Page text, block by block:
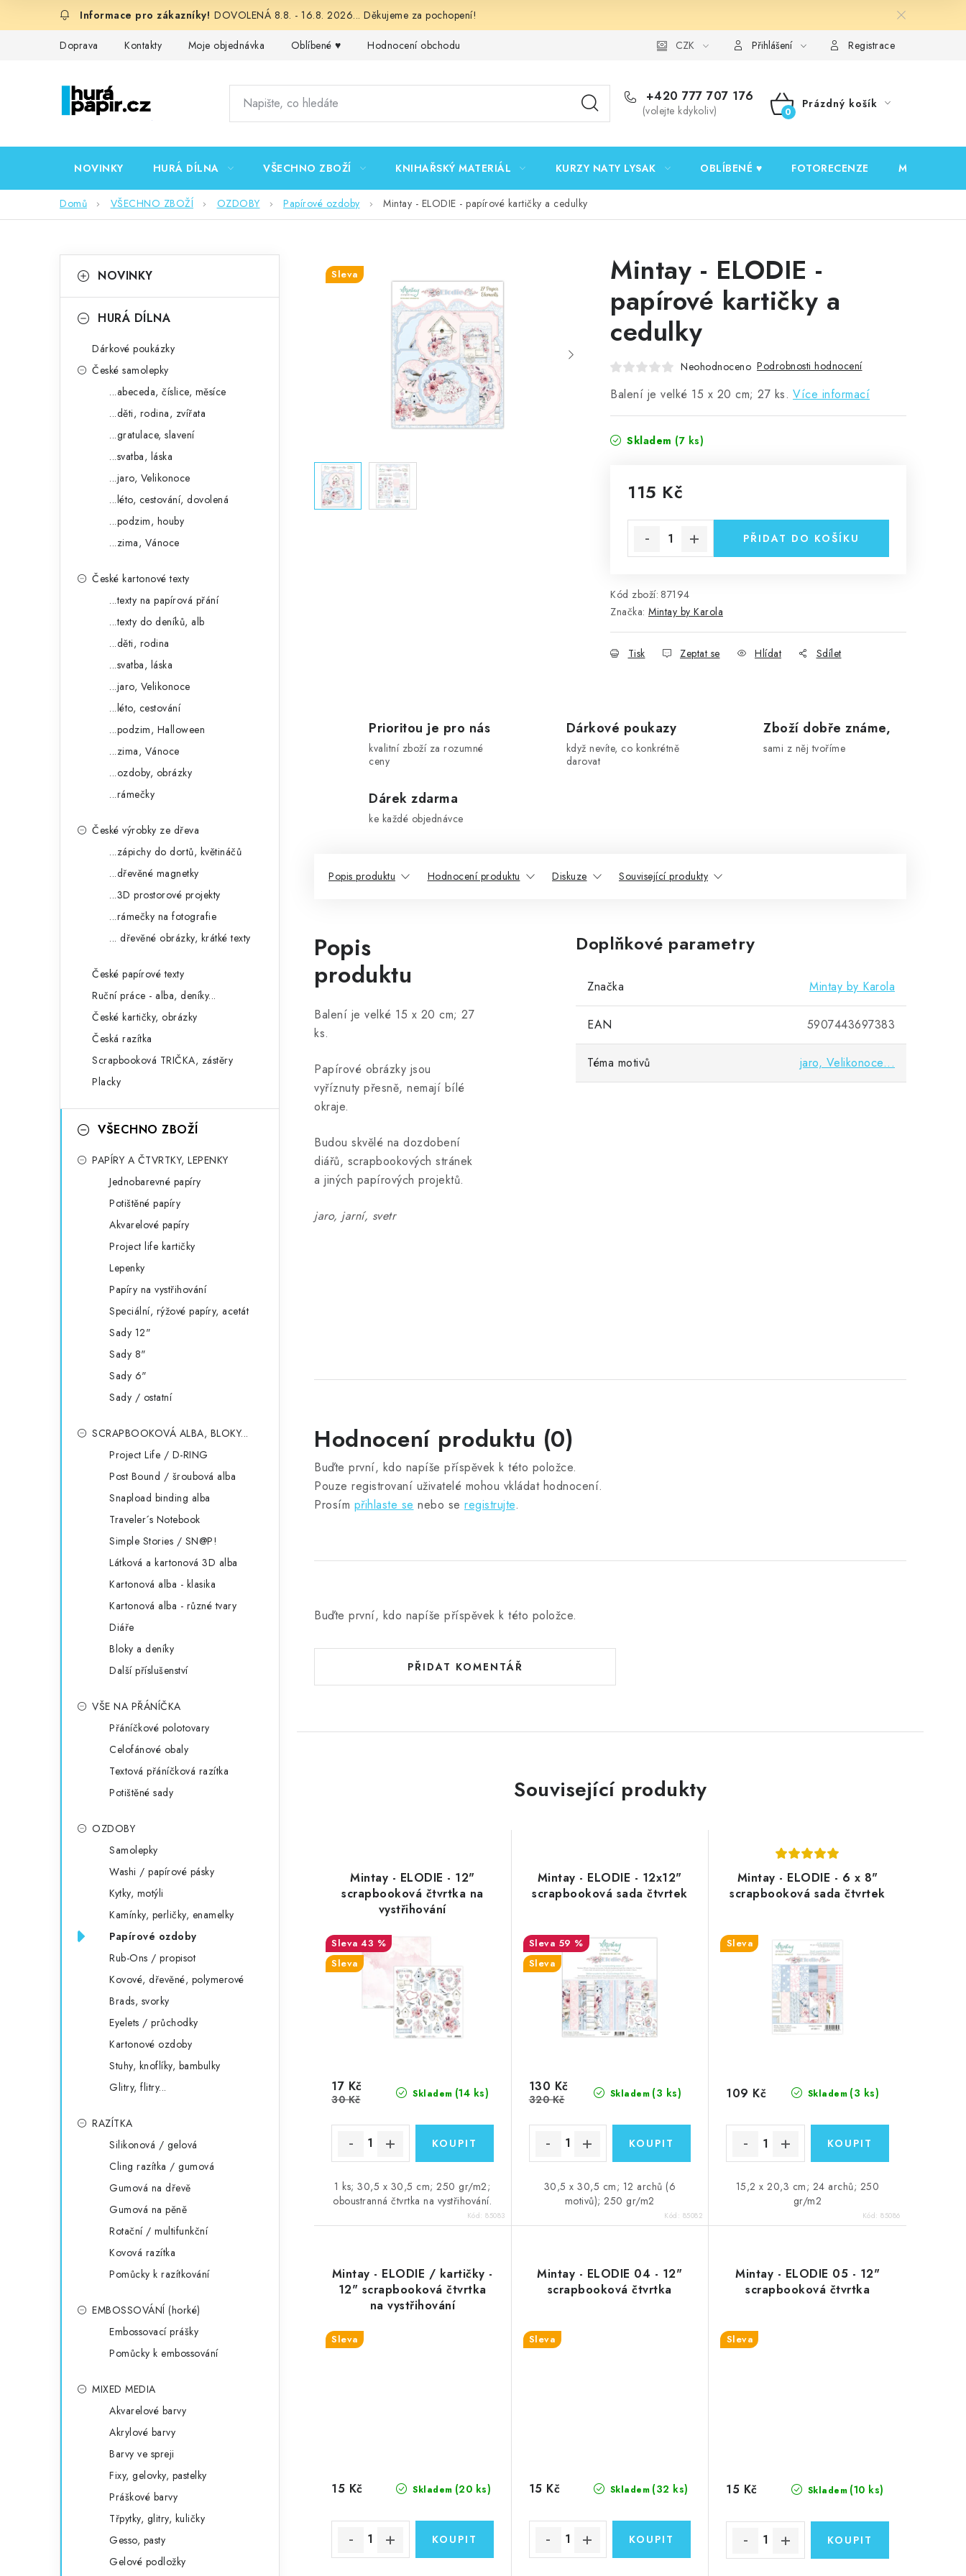
DOVOLENÁ 8.8. - 16.8. 2026... Děkujeme za pochopení!
Doprava Kontakty Moje objednávka Oblíbené ♥️ Hodnocení obchodu Podmínky ochrany osobních údajů Ověřování recenzí
CZK Přihlášení Registrace
+420 777 707 176
(volejte kdykoliv)
NÁKUPNÍ
Prázdný košík
NOVINKY HURÁ DÍLNA VŠECHNO ZBOŽÍ KNIHAŘSKÝ MATERIÁL KURZY NATY LYSAK OBLÍBENÉ ♥️ FOTORECENZE MOJE
Domů VŠECHNO ZBOŽÍ OZDOBY Papírové ozdoby Mintay - ELODIE - papírové kartičky a cedulky
okategorie
a
NOVINKY
HURÁ DÍLNA
Dárkové poukázky
České samolepky
...abeceda, číslice, měsíce
...děti, rodina, zvířata
...gratulace, slavení
...svatba, láska
...jaro, Velikonoce
...léto, cestování, dovolená
...podzim, houby
...zima, Vánoce
České kartonové texty
...texty na papírová přání
...texty do deníků, alb
...děti, rodina
...svatba, láska
...jaro, Velikonoce
...léto, cestování
...podzim, Halloween
...zima, Vánoce
...ozdoby, obrázky
...rámečky
České výrobky ze dřeva
...zápichy do dortů, květináčů
...dřevěné magnetky
...3D prostorové projekty
...rámečky na fotografie
... dřevěné obrázky, krátké texty
České papírové texty
Ruční práce - alba, deníky...
České kartičky, obrázky
Česká razítka
Scrapbooková TRIČKA, zástěry
Placky
VŠECHNO ZBOŽÍ
PAPÍRY A ČTVRTKY, LEPENKY
Jednobarevné papíry
Potištěné papíry
Akvarelové papíry
Project life kartičky
Lepenky
Papíry na vystřihování
Speciální, rýžové papíry, acetát
Sady 12"
Sady 8"
Sady 6"
Sady / ostatní
SCRAPBOOKOVÁ ALBA, BLOKY...
Project Life / D-RING
Post Bound / šroubová alba
Snapload binding alba
Traveler´s Notebook
Simple Stories / SN@P!
Látková a kartonová 3D alba
Kartonová alba - klasika
Kartonová alba - různé tvary
Diáře
Bloky a deníky
Další příslušenství
VŠE NA PŘÁNÍČKA
Přáníčkové polotovary
Celofánové obaly
Textová přáníčková razítka
Potištěné sady
OZDOBY
Samolepky
Washi / papírové pásky
Kytky, motýli
Kamínky, perličky, enamelky
Papírové ozdoby
Rub-Ons / propisot
Kovové, dřevěné, polymerové
Brads, svorky
Eyelets / průchodky
Kartonové ozdoby
Stuhy, knoflíky, bambulky
Glitry, flitry...
RAZÍTKA
Silikonová / gelová
Cling razítka / gumová
Gumová na dřevě
Gumová na pěně
Rotační / multifunkční
Kovová razítka
Pomůcky k razítkování
EMBOSSOVÁNÍ (horké)
Embossovací prášky
Pomůcky k embossování
MIXED MEDIA
Akvarelové barvy
Akrylové barvy
Barvy ve spreji
Fixy, gelovky, pastelky
Práškové barvy
Třpytky, glitry, kuličky
Gesso, pasty
Gelové podložky
Mintay - ELODIE -
papírové kartičky a
cedulky
Neohodnoceno Podrobnosti hodnocení
Balení je velké 15 x 20 cm; 27 ks. Více informací
Skladem (7 ks)
115 Kč
PŘIDAT DO KOŠÍKU
Kód zboží: 87194
Značka: Mintay by Karola
Tisk Zeptat se Hlídat Sdílet
Sleva
Prioritou je pro nás
kvalitní zboží za rozumné
ceny
Dárkové poukazy
když nevíte, co konkrétně
darovat
Zboží dobře známe,
sami z něj tvoříme
Dárek zdarma
ke každé objednávce
Popis produktu Hodnocení produktu Diskuze Související produkty
Popis
produktu
Balení je velké 15 x 20 cm; 27
ks.
Papírové obrázky jsou
vyříznuty přesně, nemají bílé
okraje.
Budou skvělé na dozdobení
diářů, scrapbookových stránek
a jiných papírových projektů.
jaro, jarní, svetr
Doplňkové parametry
Značka Mintay by Karola
EAN 5907443697383
Téma motivů jaro, Velikonoce...
Hodnocení produktu (0)
Buďte první, kdo napíše příspěvek k této položce.
Pouze registrovaní uživatelé mohou vkládat hodnocení.
Prosím přihlaste se nebo se registrujte.
Buďte první, kdo napíše příspěvek k této položce.
PŘIDAT KOMENTÁŘ
Související produkty
Mintay - ELODIE - 12"
scrapbooková čtvrtka na
vystřihování
43 %
Sleva
Skladem (14 ks)
17 Kč
30 Kč
1 ks; 30,5 x 30,5 cm; 250 gr/m2;
oboustranná čtvrtka na vystřihování.
Kód:85083
Mintay - ELODIE - 12x12"
scrapbooková sada čtvrtek
59 %
Sleva
Skladem (3 ks)
130 Kč
320 Kč
30,5 x 30,5 cm; 12 archů (6
motivů); 250 gr/m2
Kód: 85082
Mintay - ELODIE - 6 x 8"
scrapbooková sada čtvrtek
Sleva
Skladem (3 ks)
109 Kč
15,2 x 20,3 cm; 24 archů; 250
gr/m2
Kód:85086
Mintay - ELODIE / kartičky -
12" scrapbooková čtvrtka
na vystřihování
Sleva
Skladem (20 ks)
15 Kč
Mintay - ELODIE 04 - 12"
scrapbooková čtvrtka
Sleva
Skladem (32 ks)
15 Kč
Mintay - ELODIE 05 - 12"
scrapbooková čtvrtka
Sleva
Skladem (10 ks)
15 Kč